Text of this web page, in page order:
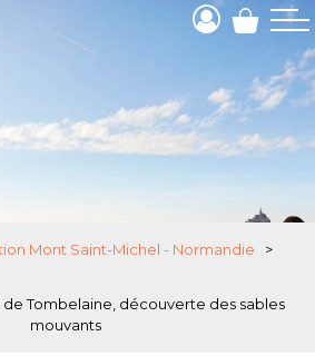
Mont Saint-Michel - Normandie >
Tombelaine, découverte des sables
mouvants